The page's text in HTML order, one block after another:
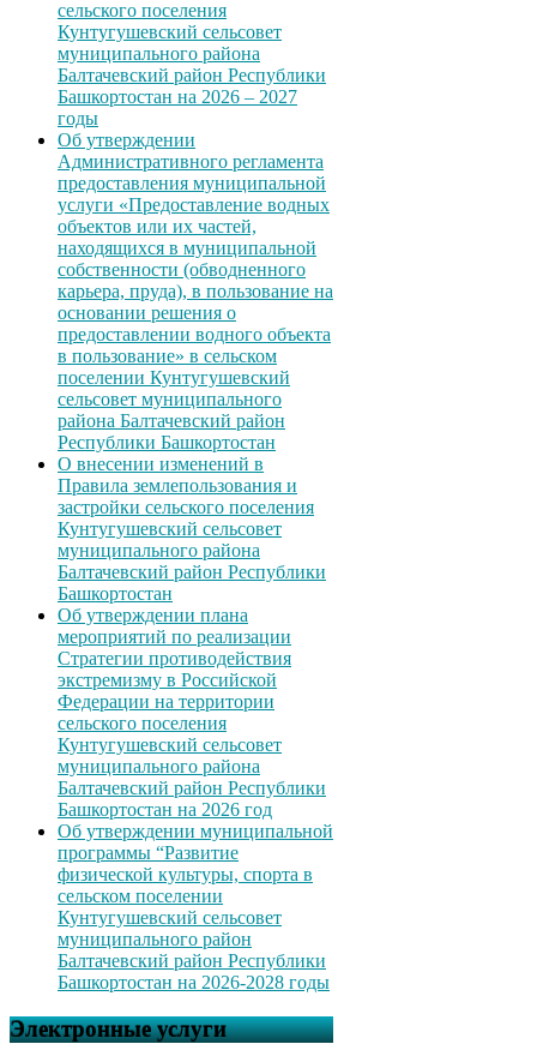
сельского поселения
Кунтугушевский сельсовет
муниципального района
Балтачевский район Республики
Башкортостан на 2026 – 2027
годы
Об утверждении
Административного регламента
предоставления муниципальной
услуги «Предоставление водных
объектов или их частей,
находящихся в муниципальной
собственности (обводненного
карьера, пруда), в пользование на
основании решения о
предоставлении водного объекта
в пользование» в сельском
поселении Кунтугушевский
сельсовет муниципального
района Балтачевский район
Республики Башкортостан
О внесении изменений в
Правила землепользования и
застройки сельского поселения
Кунтугушевский сельсовет
муниципального района
Балтачевский район Республики
Башкортостан
Об утверждении плана
мероприятий по реализации
Стратегии противодействия
экстремизму в Российской
Федерации на территории
сельского поселения
Кунтугушевский сельсовет
муниципального района
Балтачевский район Республики
Башкортостан на 2026 год
Об утверждении муниципальной
программы “Развитие
физической культуры, спорта в
сельском поселении
Кунтугушевский сельсовет
муниципального район
Балтачевский район Республики
Башкортостан на 2026-2028 годы
Электронные услуги